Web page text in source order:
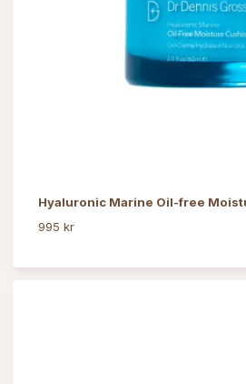
Hyaluronic Marine Oil-free
995 kr